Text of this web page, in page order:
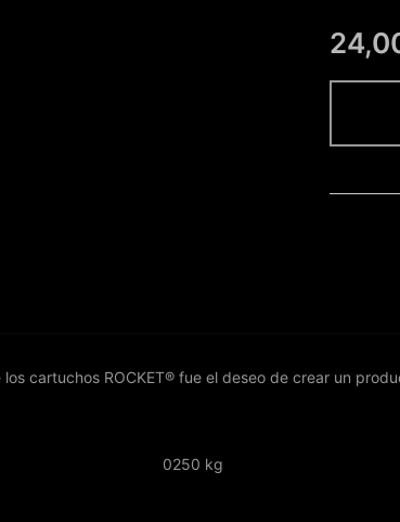
cartuchos ROCKET® fue el deseo de crear un
0250 kg